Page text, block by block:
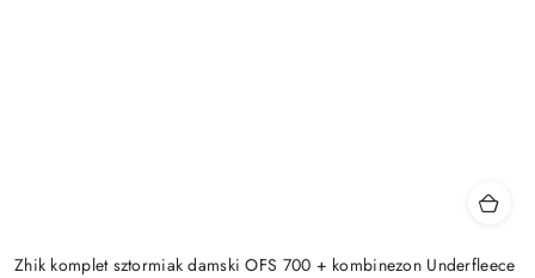
Zhik komplet sztormiak damski OFS 700 + kombinezon Underfleece